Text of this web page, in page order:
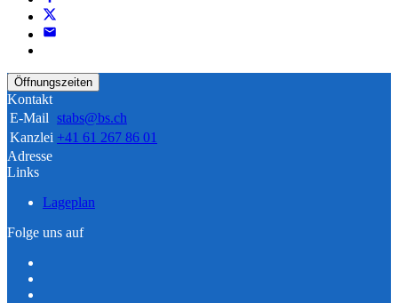
Öffnungszeiten
Kontakt
E-Mail stabs@bs.ch
Kanzlei +41 61 267 86 01
Adresse
Links
Lageplan
Folge uns auf